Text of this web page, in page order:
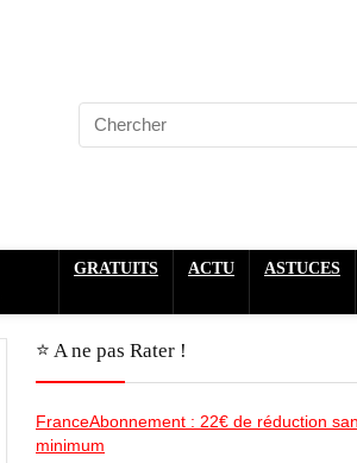
GRATUITS ACTU ASTUCES
⭐️ A ne pas Rater !
FranceAbonnement : 22€ de réduction
minimum